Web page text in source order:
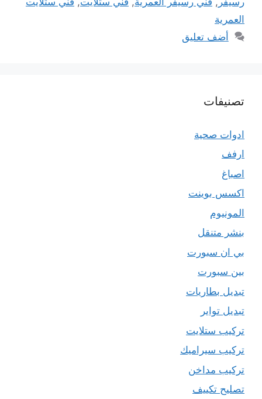
العمرية
أضف تعليق
تصنيفات
ادوات صحية
ارفف
اصباغ
اكسس بوينت
المونيوم
بنشر متنقل
بي ان سبورت
بين سبورت
تبديل بطاريات
تبديل تواير
تركيب ستلايت
تركيب سيراميك
تركيب مداخن
تصليح تكييف